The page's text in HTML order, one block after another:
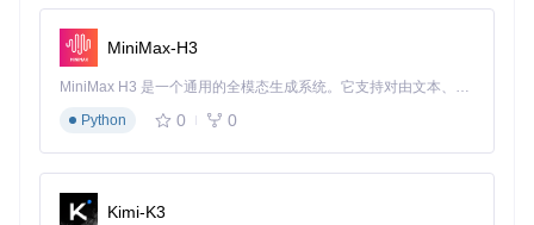
操作日志全程记录
【效率提升】：智能编辑器让查询编写速度翻倍
供：
自动补全集合字段和操作符
查询历史一键复用
MiniMax-H3
MiniMax H3 是一个通用的全模态生成系统。它支持对由文本、图像、视频和音频组成的多模态上下文进行统一理解，并能生成分辨率高达 2K、时长可达 15 秒的带原生立体声音频的视频。得益于面向任务泛化的系统设计，H3 在预训练阶段就已具备广泛的多模态上下文理解与生成能力，能够出色地执行复杂的多模态指令。
Python
0 0
Kimi-K3